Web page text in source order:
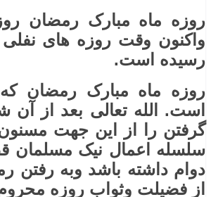
روزه ماه مبارک رمضان
واکنون وقت روزه های
رسیده است.
روزه ماه مبارک رمضان
است. الله تعالی بعد از
گرفتن را از این جهت
سلسله اعمال نیک مسلمان
دوام داشته باشد وبه رفتن
از فضیلت وثواب روزه